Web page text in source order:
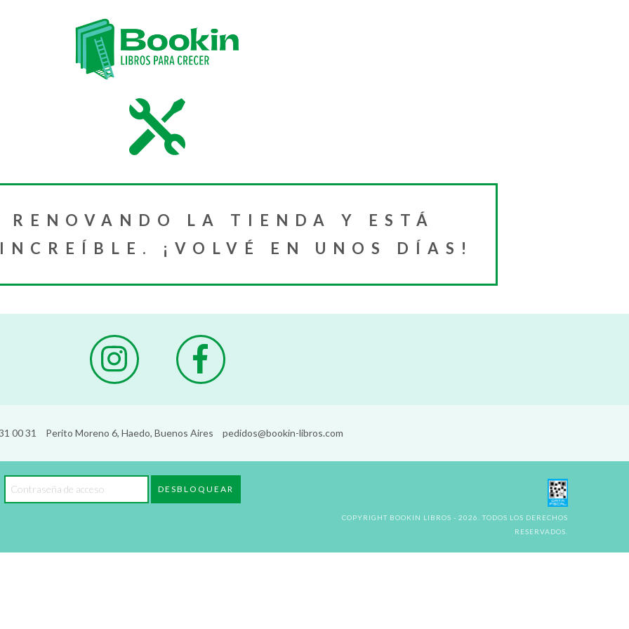
RENOVANDO LA TIENDA Y ESTÁ
¡VOLVÉ EN UNOS DÍAS!
00 31 Perito Moreno 6, Haedo, Buenos Aires pedidos@bookin-libros.com
COPYRIGHT BOOKIN LIBROS - 2026. TODOS LOS DERECHOS
RESERVADOS.